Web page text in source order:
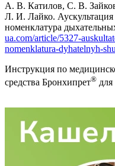
А. В. Катилов, С. В.
Л. И. Лайко. Аускультация
номенклатура
ua.com/article/5327-
nomenklatura-dyhatelnyh-
Инструкция по
средства Бронхипрет® для